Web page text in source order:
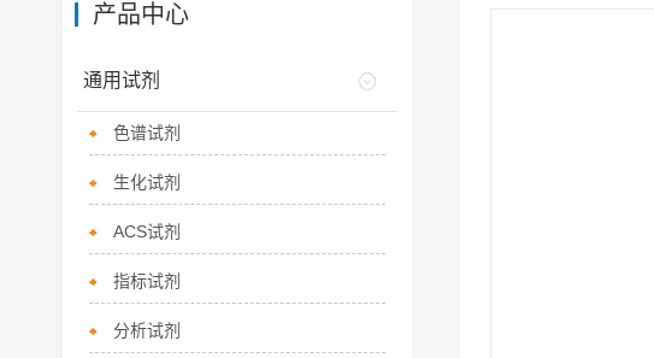
产品中心
通用试剂
色谱试剂
生化试剂
ACS试剂
指标试剂
分析试剂